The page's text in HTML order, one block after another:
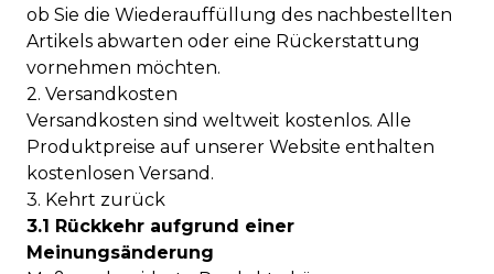
ob Sie die Wiederauffüllung des nachbestellten
Artikels abwarten oder eine Rückerstattung
vornehmen möchten.
2. Versandkosten
Versandkosten sind weltweit kostenlos. Alle
Produktpreise auf unserer Website enthalten
kostenlosen Versand.
3. Kehrt zurück
3.1 Rückkehr aufgrund einer
Meinungsänderung